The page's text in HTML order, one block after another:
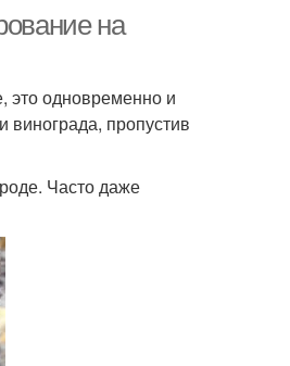
на
это одновременно и
винограда, пропустив
Часто даже